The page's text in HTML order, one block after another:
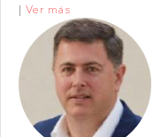
| Ver más